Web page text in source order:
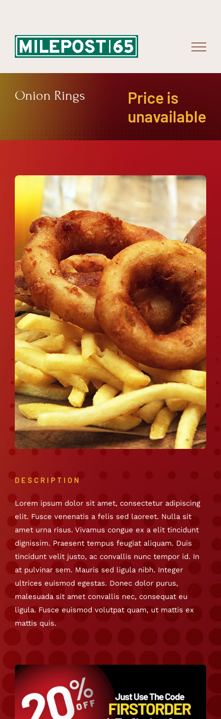
Onion Rings
Price is
unavailable
DESCRIPTION
Lorem ipsum dolor sit amet, consectetur adipiscing
elit. Fusce venenatis a felis sed laoreet. Nulla sit
amet urna risus. Vivamus congue ex a elit tincidunt
dignissim. Praesent tempus feugiat aliquam. Duis
tincidunt velit justo, ac convallis nunc tempor id. In
at pulvinar sem. Mauris sed ligula nibh. Integer
ultrices euismod egestas. Donec dolor purus,
malesuada sit amet convallis nec, consequat eu
ligula. Fusce euismod volutpat quam, ut mattis ex
mattis quis.